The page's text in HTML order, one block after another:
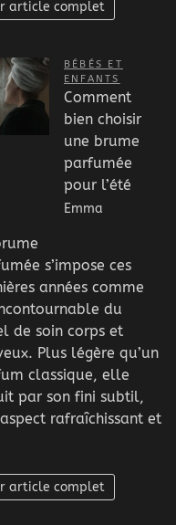
article complet
BÉBÉS ET
ENFANTS
Comment
bien choisir
une brume
parfumée
pour l’été
Emma
s’impose ces
années comme
du
de soin corps et
Plus légère qu’un
classique, elle
par son fini subtil,
rafraîchissant et
article complet